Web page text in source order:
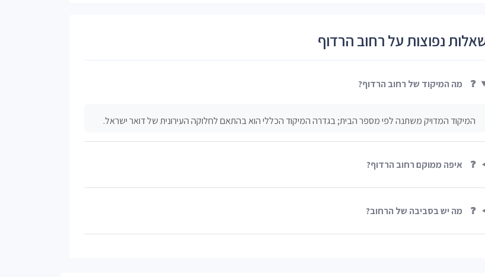
נפוצות על רחוב הרדוף
❓ מה המיקוד של רחוב הרדוף?
המיקוד המדויק משתנה לפי מספר הבית; בגדרה המיקוד הכללי הוא בהתאם לחלוקה העירונית של דואר ישראל.
❓ איפה ממוקם רחוב הרדוף?
❓ מה יש בסביבה של הרחוב?